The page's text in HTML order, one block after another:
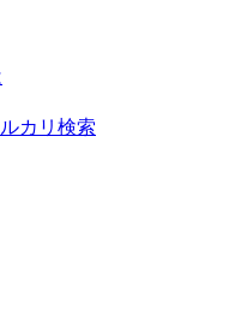
ルカリ検索